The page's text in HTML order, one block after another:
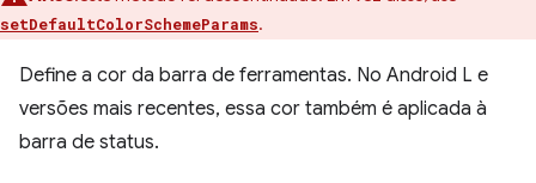
setDefaultColorSchemeParams.
Define a cor da barra de ferramentas. No Android L e
versões mais recentes, essa cor também é aplicada à
barra de status.